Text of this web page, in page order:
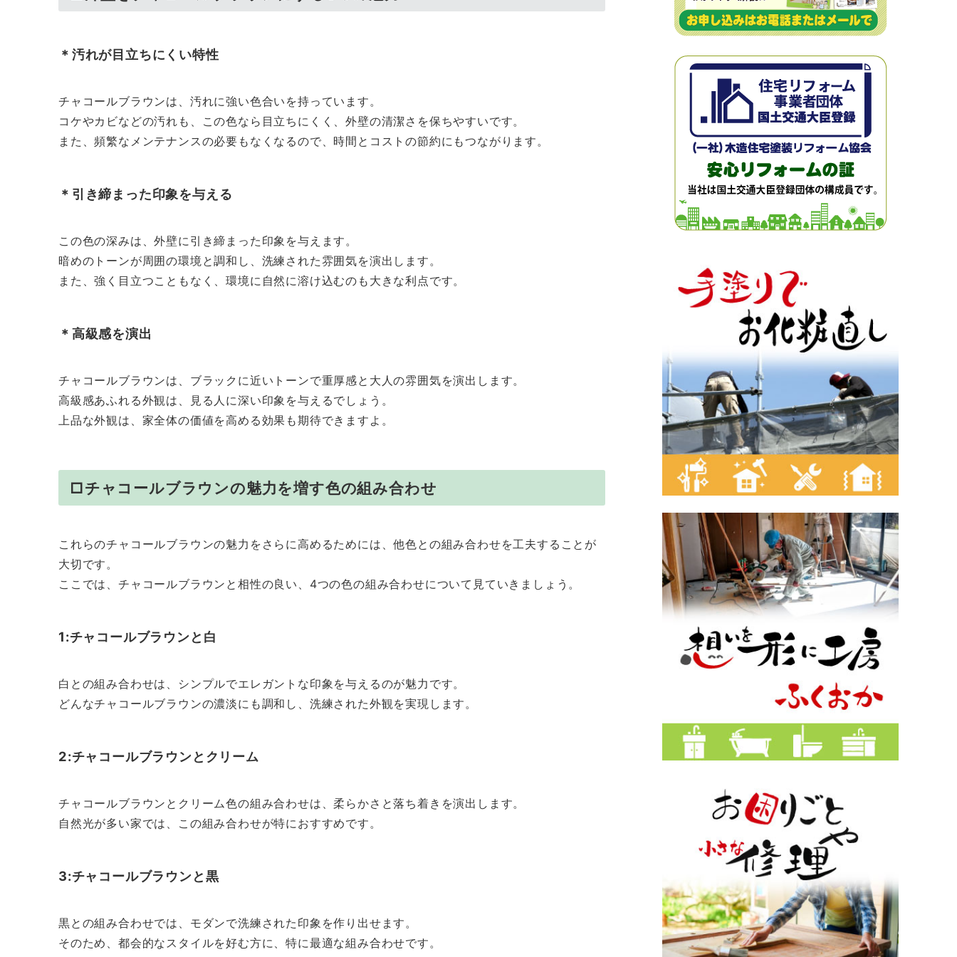
＊汚れが目立ちにくい特性
チャコールブラウンは、汚れに強い色合いを持っています。
コケやカビなどの汚れも、この色なら目立ちにくく、外壁の清潔さを保ちやすいです。
また、頻繁なメンテナンスの必要もなくなるので、時間とコストの節約にもつながります。
＊引き締まった印象を与える
この色の深みは、外壁に引き締まった印象を与えます。
暗めのトーンが周囲の環境と調和し、洗練された雰囲気を演出します。
また、強く目立つこともなく、環境に自然に溶け込むのも大きな利点です。
＊高級感を演出
チャコールブラウンは、ブラックに近いトーンで重厚感と大人の雰囲気を演出します。
高級感あふれる外観は、見る人に深い印象を与えるでしょう。
上品な外観は、家全体の価値を高める効果も期待できますよ。
□チャコールブラウンの魅力を増す色の組み合わせ
これらのチャコールブラウンの魅力をさらに高めるためには、他色との組み合わせを工夫することが
大切です。
ここでは、チャコールブラウンと相性の良い、4つの色の組み合わせについて見ていきましょう。
1:チャコールブラウンと白
白との組み合わせは、シンプルでエレガントな印象を与えるのが魅力です。
どんなチャコールブラウンの濃淡にも調和し、洗練された外観を実現します。
2:チャコールブラウンとクリーム
チャコールブラウンとクリーム色の組み合わせは、柔らかさと落ち着きを演出します。
自然光が多い家では、この組み合わせが特におすすめです。
3:チャコールブラウンと黒
黒との組み合わせでは、モダンで洗練された印象を作り出せます。
そのため、都会的なスタイルを好む方に、特に最適な組み合わせです。